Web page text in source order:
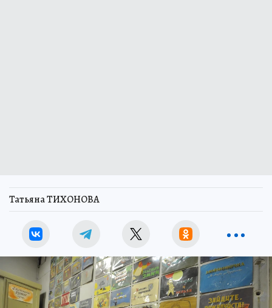
Татьяна ТИХОНОВА